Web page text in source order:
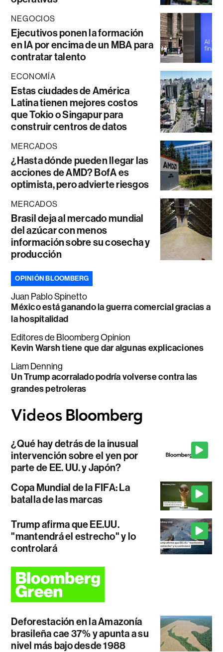
NEGOCIOS
Ejecutivos ponen la formación
en IA por encima de un MBA para
contratar talento
ECONOMÍA
Estas ciudades de América
Latina tienen mejores costos
que Tokio o Singapur para
construir centros de datos
MERCADOS
¿Hasta dónde pueden llegar las
acciones de AMD? BofA es
optimista, pero advierte riesgos
MERCADOS
Brasil deja al mercado mundial
del azúcar con menos
información sobre su cosecha y
producción
OPINIÓN BLOOMBERG
Juan Pablo Spinetto
México está ganando la guerra comercial gracias a
la hospitalidad
Editores de Bloomberg Opinion
Kevin Warsh tiene que dar algunas explicaciones
Liam Denning
Un Trump acorralado podría volverse contra las
grandes petroleras
¿Qué hay detrás de la inusual
intervención sobre el yen por
parte de EE. UU. y Japón?
Copa Mundial de la FIFA: La
batalla de las marcas
Trump afirma que EE.UU.
"mantendrá el estrecho" y lo
controlará
Deforestación en la Amazonía
brasileña cae 37% y apunta a su
nivel más bajo desde 1988